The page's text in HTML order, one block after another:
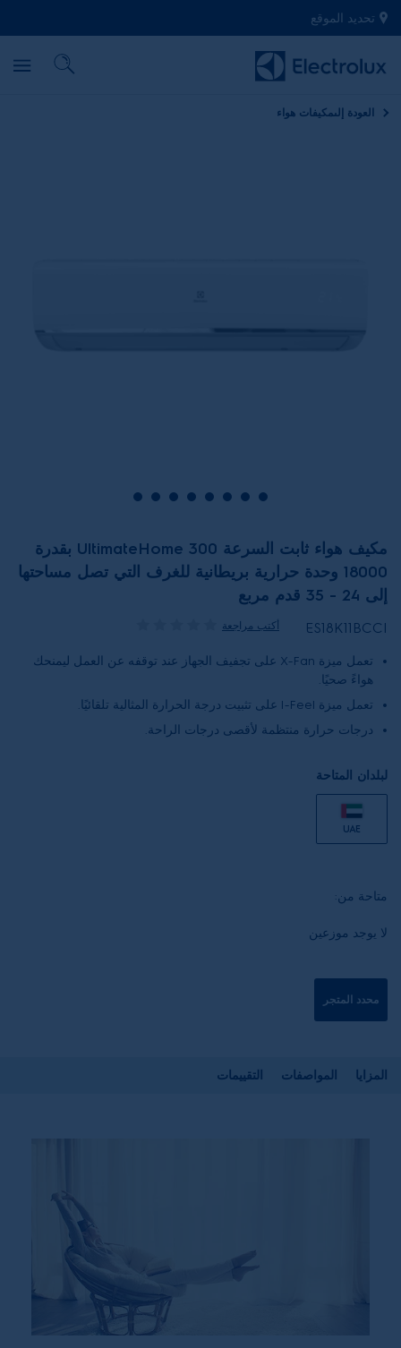
تحديد الموقع
العودة إلىمكيفات هواء
مكيف هواء ثابت السرعة UltimateHome 300 بقدرة
18000 وحدة حرارية بريطانية للغرف التي تصل مساحتها
إلى 24 - 35 قدم مربع
ES18K11BCCI أكتب مراجعة
تعمل ميزة X-Fan على تجفيف الجهاز عند توقفه عن العمل ليمنحك
هواءً صحيًا.
تعمل ميزة I-Feel على تثبيت درجة الحرارة المثالية تلقائيًا.
درجات حرارة منتظمة لأقصى درجات الراحة.
لبلدان المتاحة
UAE
متاحة من:
لا يوجد موزعين
محدد المتجر
المزايا المواصفات التقييمات